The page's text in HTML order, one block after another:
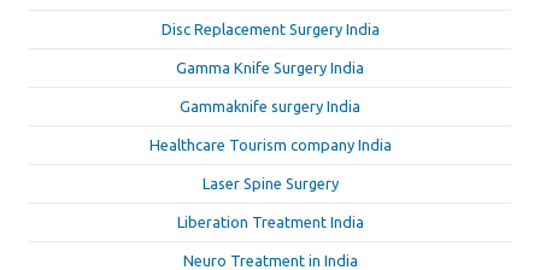
Disc Replacement Surgery India
Gamma Knife Surgery India
Gammaknife surgery India
Healthcare Tourism company India
Laser Spine Surgery
Liberation Treatment India
Neuro Treatment in India